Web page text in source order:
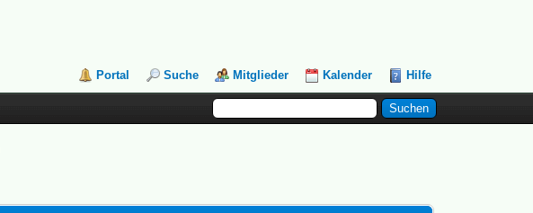
Portal Suche Mitglieder Kalender Hilfe